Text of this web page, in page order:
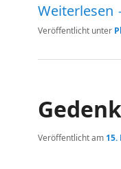
Weiterlesen
Veröffentlicht unter
Veröffentlicht am 15.